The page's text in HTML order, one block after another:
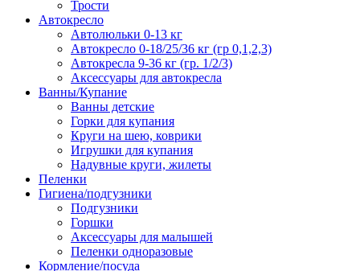
Трости
Автокресло
Автолюльки 0-13 кг
Автокресло 0-18/25/36 кг (гр 0,1,2,3)
Автокресла 9-36 кг (гр. 1/2/3)
Аксессуары для автокресла
Ванны/Купание
Ванны детские
Горки для купания
Круги на шею, коврики
Игрушки для купания
Надувные круги, жилеты
Пеленки
Гигиена/подгузники
Подгузники
Горшки
Аксессуары для малышей
Пеленки одноразовые
Кормление/посуда